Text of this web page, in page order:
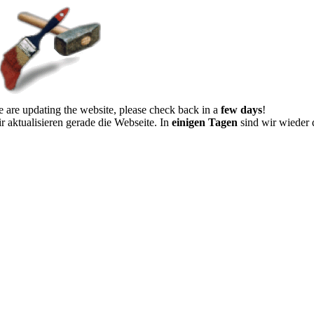
are updating the website, please check back in a few days!
aktualisieren gerade die Webseite. In einigen Tagen sind wir wieder